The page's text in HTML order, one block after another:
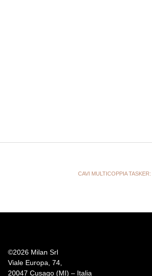
CAVI MULTICOPPIA
©2026 Milan Srl
Viale Europa, 74,
20047 Cusago (MI) – Italia